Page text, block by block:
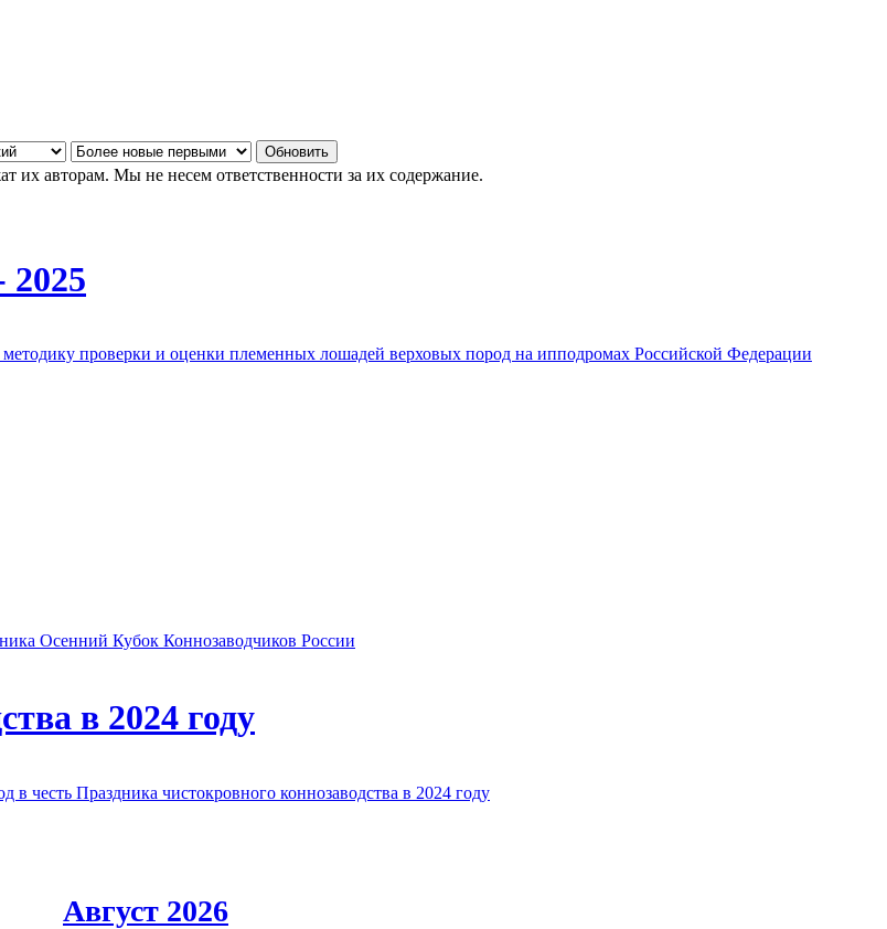
их авторам. Мы не несем ответственности за их содержание.
проверки и оценки племенных лошадей верховых пород на ипподромах Российской Федерации
Осенний Кубок Коннозаводчиков России
в 2024 году
Праздника чистокровного коннозаводства в 2024 году
Август 2026